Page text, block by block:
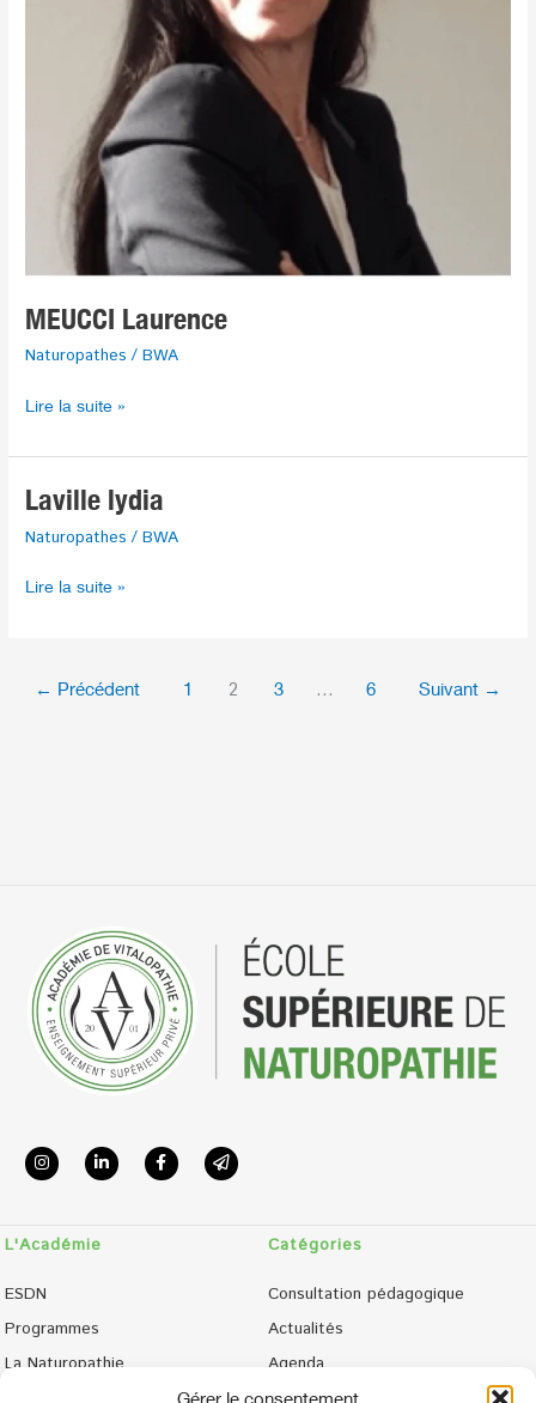
Gérer le consentement
MEUCCI Laurence
Naturopathes /BWA
Lire la suite »
Laville lydia
Naturopathes /BWA
Laville
Lire la suite »
← Précédent 1 2 3 … 6 Suivant →
L'Académie
ESDN
Programmes
La Naturopathie
Catégories
Consultation pédagogique
Actualités
Agenda
Phototèque